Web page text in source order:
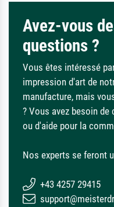
Avez-vous
questions ?
Vous êtes intéressé
impression d'art de
manufacture, mais
? Vous avez besoin
ou d'aide pour la
Nos experts se feront
+43 4257 29415